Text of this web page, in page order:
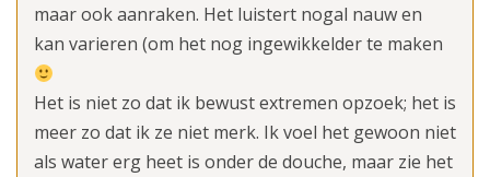
maar ook aanraken. Het luistert nogal nauw en
kan varieren (om het nog ingewikkelder te maken
Het is niet zo dat ik bewust extremen opzoek; het is
meer zo dat ik ze niet merk. Ik voel het gewoon niet
als water erg heet is onder de douche, maar zie het